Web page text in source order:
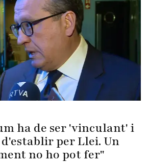
ha de ser 'vinculant' i
per Llei. Un
no ho pot fer"